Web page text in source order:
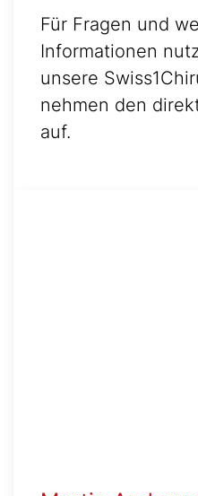
Für Fragen und
Informationen
unsere
nehmen den
auf.